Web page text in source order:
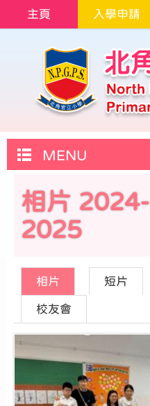
主頁 入學申請
MENU
相片 2024-
2025
相片 短片
校友會